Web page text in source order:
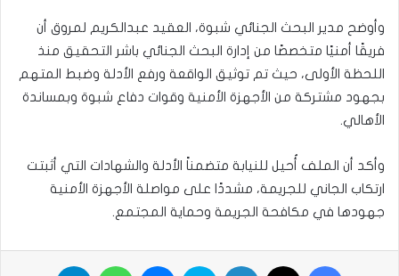
وأوضح مدير البحث الجنائي شبوة، العقيد عبدالكريم لمروق أن
فريقًا أمنيًا متخصصًا من إدارة البحث الجنائي باشر التحقيق منذ
اللحظة الأولى، حيث تم توثيق الواقعة ورفع الأدلة وضبط المتهم
بجهود مشتركة من الأجهزة الأمنية وقوات دفاع شبوة وبمساندة
الأهالي.
وأكد أن الملف أُحيل للنيابة متضمناً الأدلة والشهادات التي أثبتت
ارتكاب الجاني للجريمة، مشددًا على مواصلة الأجهزة الأمنية
جهودها في مكافحة الجريمة وحماية المجتمع.